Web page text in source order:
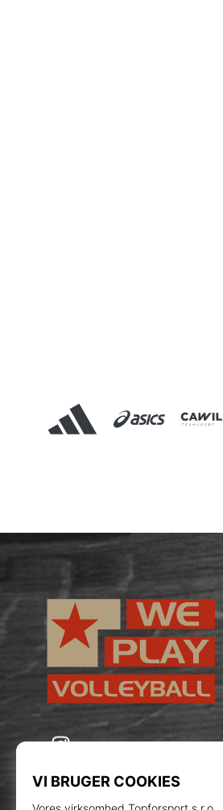
WePlayVolleyball.dk
Instagram